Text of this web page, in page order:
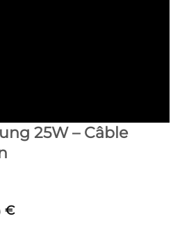
25W – Câble
€Plage